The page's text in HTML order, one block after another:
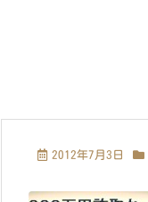
2012年7月3日